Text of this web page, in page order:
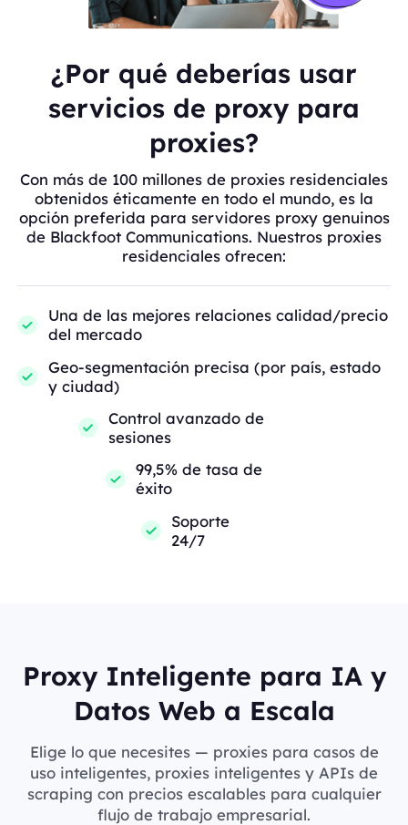
¿Por qué deberías usar
servicios de proxy para
proxies?
Con más de 100 millones de proxies residenciales
obtenidos éticamente en todo el mundo, es la
opción preferida para servidores proxy genuinos
de Blackfoot Communications. Nuestros proxies
residenciales ofrecen:
Una de las mejores relaciones calidad/precio
del mercado
Geo-segmentación precisa (por país, estado
y ciudad)
Control avanzado de
sesiones
99,5% de tasa de
éxito
Soporte
24/7
Proxy Inteligente para IA y
Datos Web a Escala
Elige lo que necesites — proxies para casos de
uso inteligentes, proxies inteligentes y APIs de
scraping con precios escalables para cualquier
flujo de trabajo empresarial.